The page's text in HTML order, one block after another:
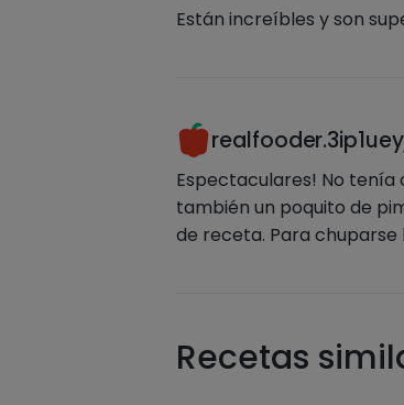
Están increíbles y son
Espectaculares! No tenía
también un poquito de
de receta. Para chuparse
Recetas